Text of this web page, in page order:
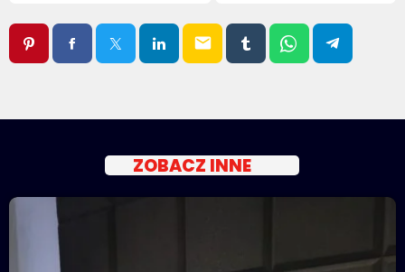
email
ZOBACZ INNE